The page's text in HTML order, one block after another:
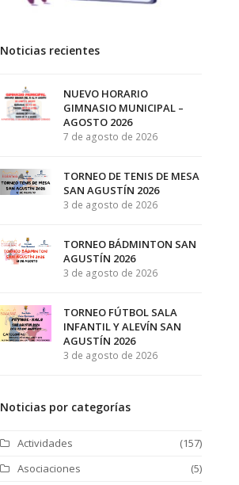
Noticias recientes
NUEVO HORARIO
GIMNASIO MUNICIPAL –
AGOSTO 2026
7 de agosto de 2026
TORNEO DE TENIS DE MESA
SAN AGUSTÍN 2026
3 de agosto de 2026
TORNEO BÁDMINTON SAN
AGUSTÍN 2026
3 de agosto de 2026
TORNEO FÚTBOL SALA
INFANTIL Y ALEVÍN SAN
AGUSTÍN 2026
3 de agosto de 2026
Noticias por categorías
Actividades
(157)
Asociaciones
(5)